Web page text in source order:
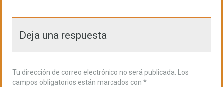
Deja una respuesta
Tu dirección de correo electrónico no será publicada. Los
campos obligatorios están marcados con *